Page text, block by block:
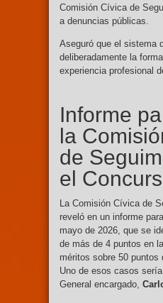
Comisión Cívica de
a denuncias públicas.
Aseguró que el sistema
deliberadamente la
experiencia profesional
Informe
la
de
el
La Comisión Cívica de
reveló en un informe
mayo de 2026, que se
de más de 4 puntos en
méritos sobre 50 puntos
Uno de esos casos
General encargado,